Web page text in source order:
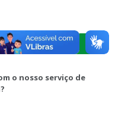
o nosso serviço de